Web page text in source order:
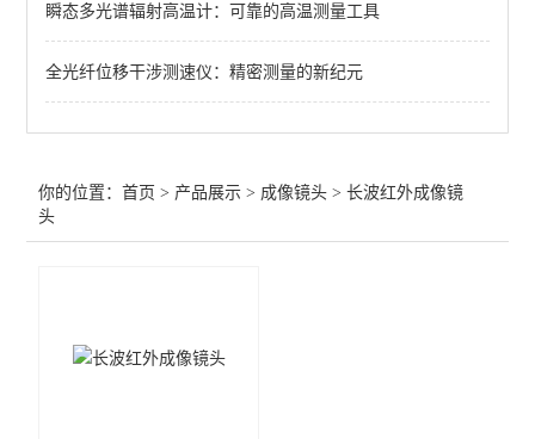
查看全部 >>
瞬态多光谱辐射高温计：可靠的高温测量工具
全光纤位移干涉测速仪：精密测量的新纪元
你的位置：首页 > 产品展示 > 成像镜头 >长波红外成像镜
头